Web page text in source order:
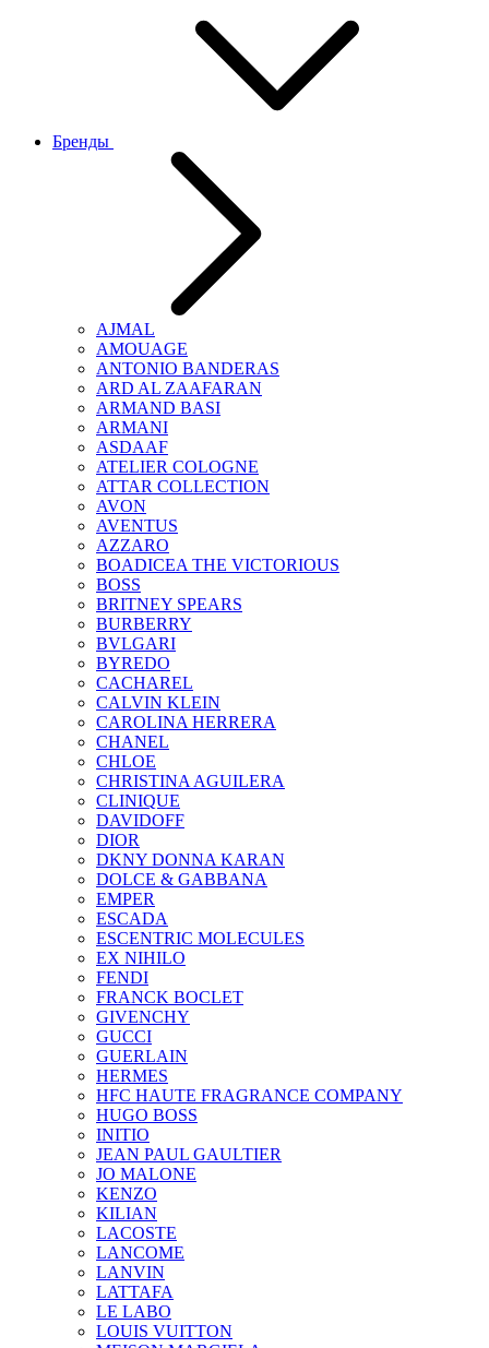
Бренды
AJMAL
AMOUAGE
ANTONIO BANDERAS
ARD AL ZAAFARAN
ARMAND BASI
ARMANI
ASDAAF
ATELIER COLOGNE
ATTAR COLLECTION
AVON
AVENTUS
AZZARO
BOADICEA THE VICTORIOUS
BOSS
BRITNEY SPEARS
BURBERRY
BVLGARI
BYREDO
CACHAREL
CALVIN KLEIN
CAROLINA HERRERA
CHANEL
CHLOE
CHRISTINA AGUILERA
CLINIQUE
DAVIDOFF
DIOR
DKNY DONNA KARAN
DOLCE & GABBANA
EMPER
ESCADA
ESCENTRIC MOLECULES
EX NIHILO
FENDI
FRANCK BOCLET
GIVENCHY
GUCCI
GUERLAIN
HERMES
HFC HAUTE FRAGRANCE COMPANY
HUGO BOSS
INITIO
JEAN PAUL GAULTIER
JO MALONE
KENZO
KILIAN
LACOSTE
LANCOME
LANVIN
LATTAFA
LE LABO
LOUIS VUITTON